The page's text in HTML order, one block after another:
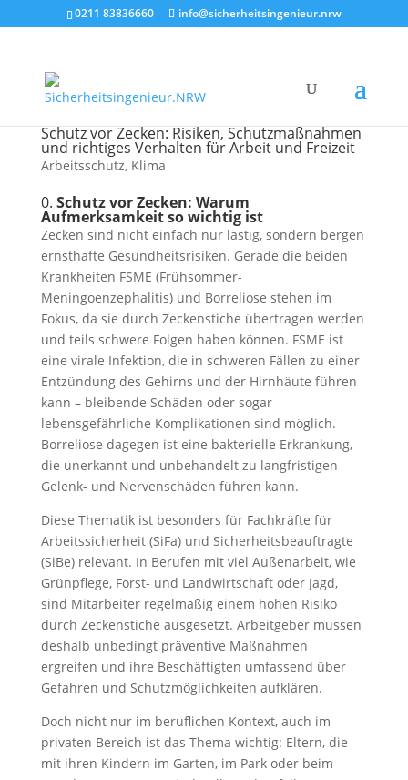
0211 83836660 info@sicherheitsingenieur.nrw
Schutz vor Zecken: Risiken, Schutzmaßnahmen
und richtiges Verhalten für Arbeit und Freizeit
Arbeitsschutz, Klima
0. Schutz vor Zecken: Warum
Aufmerksamkeit so wichtig ist
Zecken sind nicht einfach nur lästig, sondern bergen
ernsthafte Gesundheitsrisiken. Gerade die beiden
Krankheiten FSME (Frühsommer-
Meningoenzephalitis) und Borreliose stehen im
Fokus, da sie durch Zeckenstiche übertragen werden
und teils schwere Folgen haben können. FSME ist
eine virale Infektion, die in schweren Fällen zu einer
Entzündung des Gehirns und der Hirnhäute führen
kann – bleibende Schäden oder sogar
lebensgefährliche Komplikationen sind möglich.
Borreliose dagegen ist eine bakterielle Erkrankung,
die unerkannt und unbehandelt zu langfristigen
Gelenk- und Nervenschäden führen kann.
Diese Thematik ist besonders für Fachkräfte für
Arbeitssicherheit (SiFa) und Sicherheitsbeauftragte
(SiBe) relevant. In Berufen mit viel Außenarbeit, wie
Grünpflege, Forst- und Landwirtschaft oder Jagd,
sind Mitarbeiter regelmäßig einem hohen Risiko
durch Zeckenstiche ausgesetzt. Arbeitgeber müssen
deshalb unbedingt präventive Maßnahmen
ergreifen und ihre Beschäftigten umfassend über
Gefahren und Schutzmöglichkeiten aufklären.
Doch nicht nur im beruflichen Kontext, auch im
privaten Bereich ist das Thema wichtig: Eltern, die
mit ihren Kindern im Garten, im Park oder beim